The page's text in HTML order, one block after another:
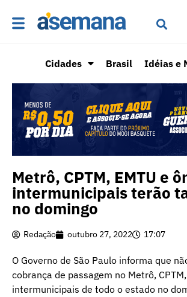
Cidades Brasil Idéias e
Metrô, CPTM, EMTU e
intermunicipais terão
no domingo
Redação outubro 27, 2022 17:07
O Governo de São Paulo informa que
cobrança de passagem no Metrô,
intermunicipais de todo o estado no